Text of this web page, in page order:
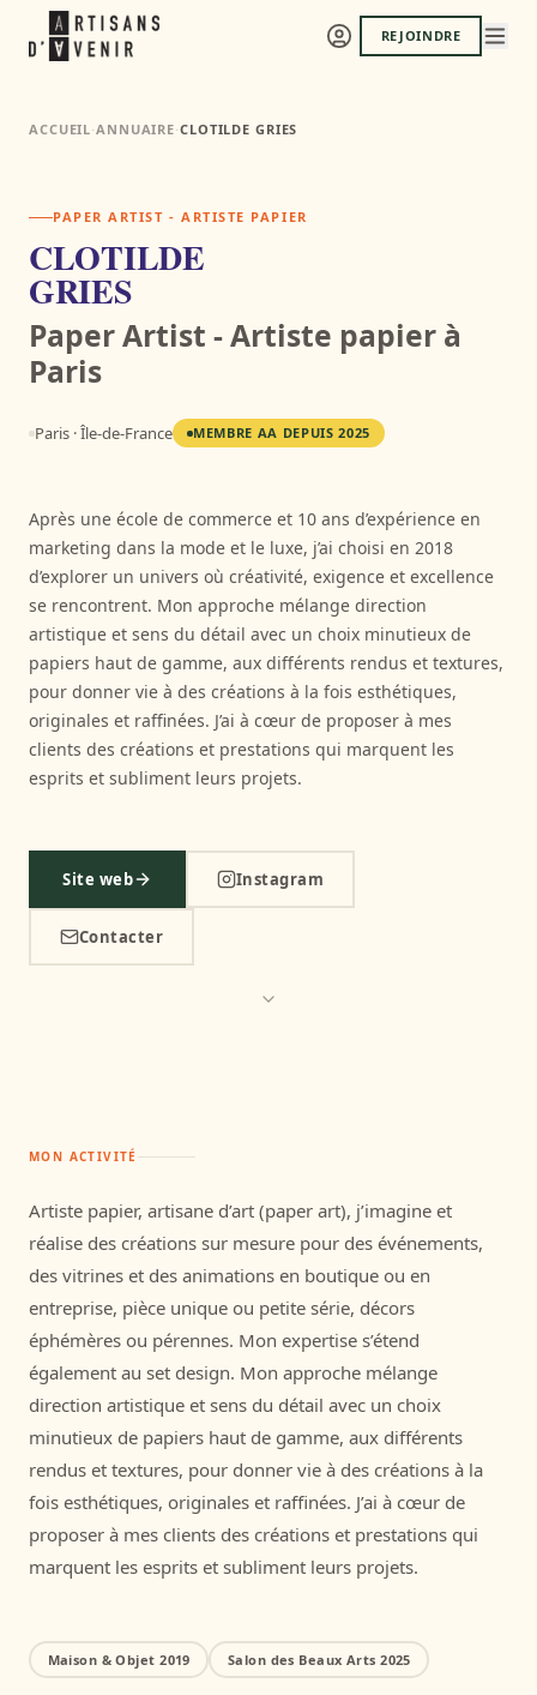
REJOINDRE
ACCUEIL·ANNUAIRE·CLOTILDE GRIES
PAPER ARTIST - ARTISTE PAPIER
CLOTILDE
GRIES
Paper Artist - Artiste papier à
Paris
Paris · Île-de-France MEMBRE AA DEPUIS2025
Après une école de commerce et 10 ans d’expérience en
marketing dans la mode et le luxe, j’ai choisi en 2018
d’explorer un univers où créativité, exigence et excellence
se rencontrent. Mon approche mélange direction
artistique et sens du détail avec un choix minutieux de
papiers haut de gamme, aux différents rendus et textures,
pour donner vie à des créations à la fois esthétiques,
originales et raffinées. J’ai à cœur de proposer à mes
clients des créations et prestations qui marquent les
esprits et subliment leurs projets.
Site web Instagram
Contacter
MON ACTIVITÉ
Artiste papier, artisane d’art (paper art), j’imagine et
réalise des créations sur mesure pour des événements,
des vitrines et des animations en boutique ou en
entreprise, pièce unique ou petite série, décors
éphémères ou pérennes. Mon expertise s’étend
également au set design. Mon approche mélange
direction artistique et sens du détail avec un choix
minutieux de papiers haut de gamme, aux différents
rendus et textures, pour donner vie à des créations à la
fois esthétiques, originales et raffinées. J’ai à cœur de
proposer à mes clients des créations et prestations qui
marquent les esprits et subliment leurs projets.
Maison & Objet 2019 Salon des Beaux Arts 2025